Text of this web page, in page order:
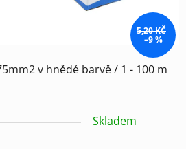
v hnědé barvě / 1 - 100 m
Skladem
5,20 KČ
–9 %